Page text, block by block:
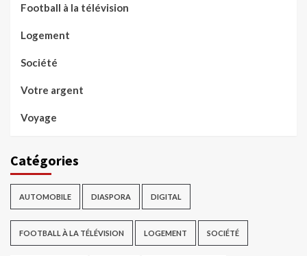
Football à la télévision
Logement
Société
Votre argent
Voyage
Catégories
AUTOMOBILE DIASPORA DIGITAL
FOOTBALL À LA TÉLÉVISION LOGEMENT SOCIÉTÉ